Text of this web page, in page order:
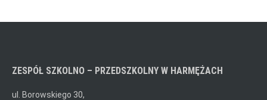
ZESPÓŁ SZKOLNO – PRZEDSZKOLNY W HARMĘŻACH
ul. Borowskiego 30,